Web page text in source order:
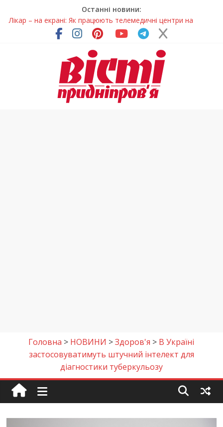
Останні новини:
Лікар – на екрані: Як працюють телемедичні центри на
Дніпропетровщині
У Дніпрі триває масштабна підготовка до опалювального
Пошуки тривають: на Дніпропетровщині досліджують місце
розташування легендарного монастиря (Фото)
Ветерани Дніпропетровщини отримують шанс на власне
Головна > НОВИНИ >Здоров'я > В Україні
застосовуватимуть штучний інтелект для
діагностики туберкульозу